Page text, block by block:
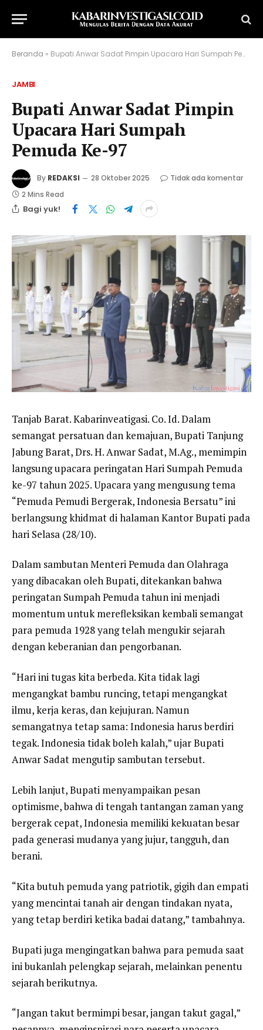
Beranda » Bupati Anwar Sadat Pimpin Upacara Hari Sumpah Pemuda Ke-97
JAMBI
Bupati Anwar Sadat Pimpin
Upacara Hari Sumpah
Pemuda Ke-97
By REDAKSI 28 Oktober 2025
Tidak ada komentar
2 Mins Read
Bagi yuk!
Tanjab Barat. Kabarinveatigasi. Co. Id. Dalam
semangat persatuan dan kemajuan, Bupati Tanjung
Jabung Barat, Drs. H. Anwar Sadat, M.Ag., memimpin
langsung upacara peringatan Hari Sumpah Pemuda
ke-97 tahun 2025. Upacara yang mengusung tema
“Pemuda Pemudi Bergerak, Indonesia Bersatu” ini
berlangsung khidmat di halaman Kantor Bupati pada
hari Selasa (28/10).
Dalam sambutan Menteri Pemuda dan Olahraga
yang dibacakan oleh Bupati, ditekankan bahwa
peringatan Sumpah Pemuda tahun ini menjadi
momentum untuk merefleksikan kembali semangat
para pemuda 1928 yang telah mengukir sejarah
dengan keberanian dan pengorbanan.
“Hari ini tugas kita berbeda. Kita tidak lagi
mengangkat bambu runcing, tetapi mengangkat
ilmu, kerja keras, dan kejujuran. Namun
semangatnya tetap sama: Indonesia harus berdiri
tegak. Indonesia tidak boleh kalah,” ujar Bupati
Anwar Sadat mengutip sambutan tersebut.
Lebih lanjut, Bupati menyampaikan pesan
optimisme, bahwa di tengah tantangan zaman yang
bergerak cepat, Indonesia memiliki kekuatan besar
pada generasi mudanya yang jujur, tangguh, dan
berani.
“Kita butuh pemuda yang patriotik, gigih dan empati
yang mencintai tanah air dengan tindakan nyata,
yang tetap berdiri ketika badai datang,” tambahnya.
Bupati juga mengingatkan bahwa para pemuda saat
ini bukanlah pelengkap sejarah, melainkan penentu
sejarah berikutnya.
“Jangan takut bermimpi besar, jangan takut gagal,”